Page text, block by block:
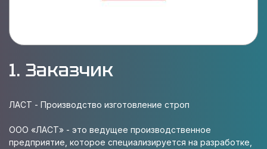
1. Заказчик
ЛАСТ - Производство изготовление строп
ООО «ЛАСТ» - это ведущее производственное
предприятие, которое специализируется на разработке,